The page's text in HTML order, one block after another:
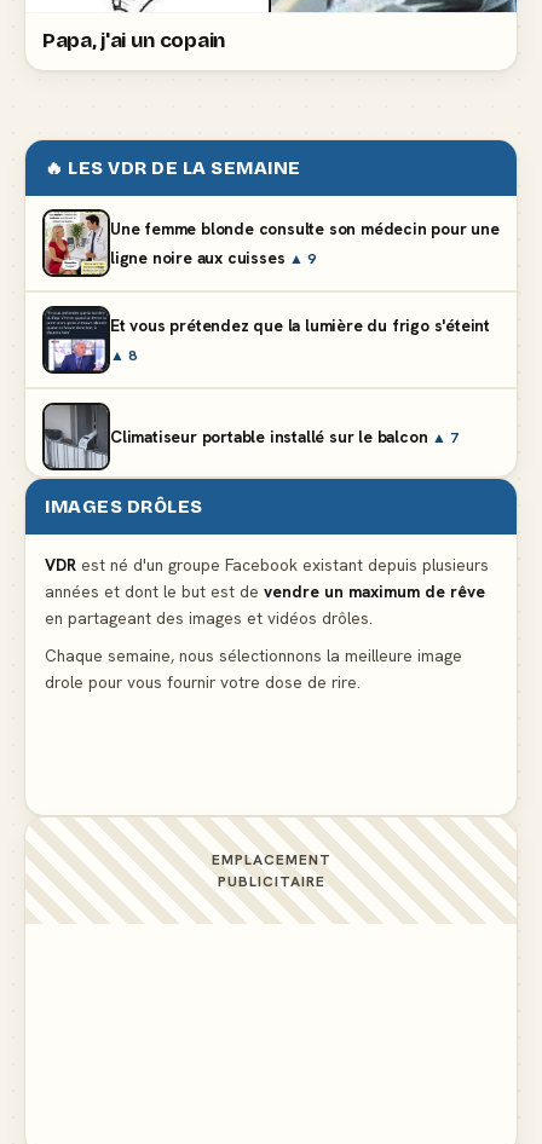
Papa, j'ai un copain
🔥 LES VDR DE LA SEMAINE
Une femme blonde consulte son médecin pour une
ligne noire aux cuisses ▲ 9
Et vous prétendez que la lumière du frigo s'éteint
▲ 8
Climatiseur portable installé sur le balcon ▲ 7
Le mendiant revient avec un livre de cuisine ▲ 5
Ne pleure pas mon Martin, c'est juste du football
IMAGES DRÔLES
VDR est né d'un groupe Facebook existant depuis plusieurs
années et dont le but est de vendre un maximum de rêve
en partageant des images et vidéos drôles.
Chaque semaine, nous sélectionnons la meilleure image
drole pour vous fournir votre dose de rire.
EMPLACEMENT
PUBLICITAIRE